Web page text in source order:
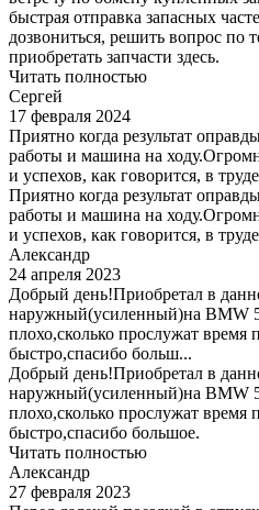
быстрая отправка запасных
дозвониться, решить вопрос по
приобретать запчасти здесь.
Читать полностью
Сергей
17 февраля 2024
Приятно когда результат
работы и машина на
и успехов, как говорится, в
Приятно когда результат
работы и машина на
и успехов, как говорится, в
Александр
24 апреля 2023
Добрый день!Приобретал в
наружный(усиленный)на BMW
плохо,сколько прослужат
быстро,спасибо больш...
Добрый день!Приобретал в
наружный(усиленный)на BMW
плохо,сколько прослужат
быстро,спасибо большое.
Читать полностью
Александр
27 февраля 2023